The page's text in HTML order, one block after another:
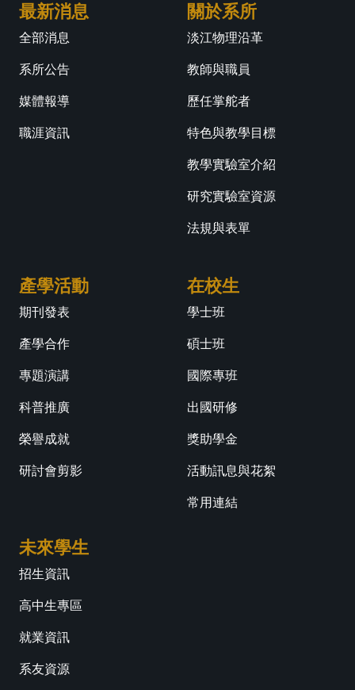
最新消息
全部消息
系所公告
媒體報導
職涯資訊
關於系所
淡江物理沿革
教師與職員
歷任掌舵者
特色與教學目標
教學實驗室介紹
研究實驗室資源
法規與表單
產學活動
期刊發表
產學合作
專題演講
科普推廣
榮譽成就
研討會剪影
在校生
學士班
碩士班
國際專班
出國研修
獎助學金
活動訊息與花絮
常用連結
未來學生
招生資訊
高中生專區
就業資訊
系友資源